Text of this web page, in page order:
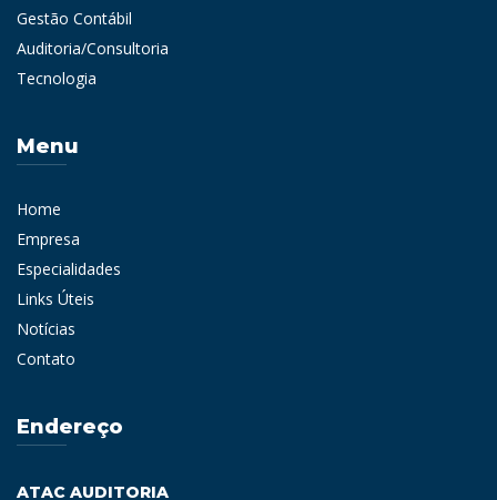
Gestão Contábil
Auditoria/Consultoria
Tecnologia
Menu
Home
Empresa
Especialidades
Links Úteis
Notícias
Contato
Endereço
ATAC AUDITORIA